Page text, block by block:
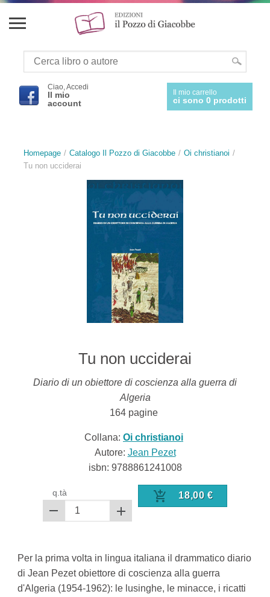
Ciao, Accedi
Il mio
account
Il mio carrello
ci sono 0 prodotti
Homepage Catalogo Il Pozzo di Giacobbe
Oi christianoi
Tu non ucciderai
Tu non ucciderai
Diario di un obiettore di coscienza alla guerra di
Algeria
164pagine
Collana: Oi christianoi
Autore: Jean Pezet
isbn: 9788861241008
q.tà 18,00 €
Per la prima volta in lingua italiana il drammatico diario
di Jean Pezet obiettore di coscienza alla guerra
d'Algeria (1954-1962): le lusinghe, le minacce, i ricatti